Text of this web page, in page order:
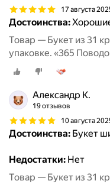
17 августа
Достоинства:
Товар — Букет из 31
упаковке. «365
Александр К.
19 отзывов
10 августа
Достоинства: Букет
Недостатки: Нет
Товар — Букет из 31